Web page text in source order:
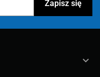
keyboard_arrow_down